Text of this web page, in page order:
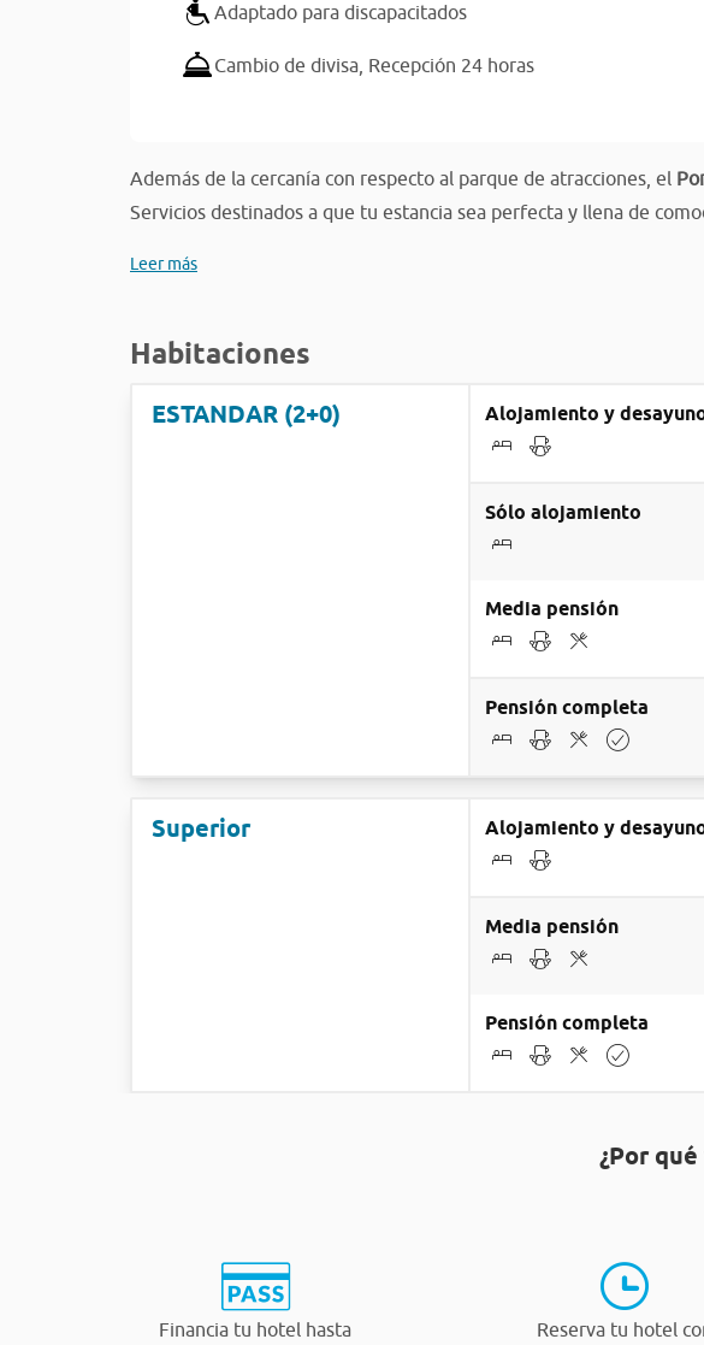
Adaptado para discapacitados
Cambio de divisa, Recepción 24 horas
Además de la cercanía con respecto al parque de atracciones, el
Servicios destinados a que tu estancia sea perfecta y llena de
Leer más
Habitaciones
ESTANDAR (2+0) Alojamiento y
Sólo alojamiento
Media pensión
Pensión completa
Superior Alojamiento y
Media pensión
Pensión completa
¿Por
Financia tu hotel hasta
Reserva tu hotel